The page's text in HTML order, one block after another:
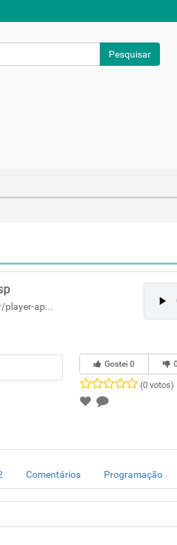
Pesquisar
https://player.xcast.com.br/player-app-multi-plataforma/6924
Gostei0
(0 votos)
Comentários Programação